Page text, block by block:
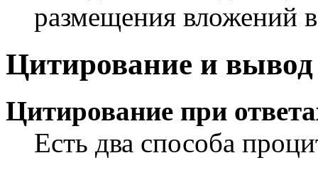
размещения вложений
Цитирование и
Цитирование при
Есть два способа